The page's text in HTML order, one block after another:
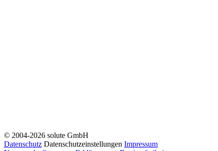
© 2004-2026 solute GmbH
Datenschutz Datenschutzeinstellungen Impressum